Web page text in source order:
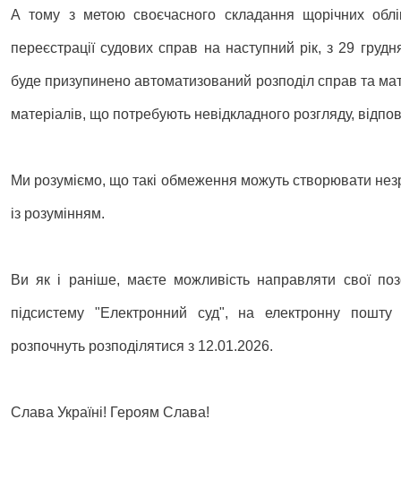
А тому з метою своєчасного складання щорічних
переєстрації судових справ на наступний рік, з 29
буде призупинено автоматизований розподіл справ та
матеріалів, що потребують невідкладного розгляду,
Ми розуміємо, що такі обмеження можуть створювати
із розумінням.
Ви як і раніше, маєте можливість направляти свої
підсистему "Електронний суд", на електронну
розпочнуть розподілятися з 12.01.2026.
Слава Україні! Героям Слава!